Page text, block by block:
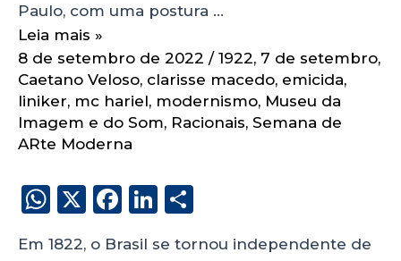
Paulo, com uma postura …
Leia mais »
8 de setembro de 2022 / 1922, 7 de setembro,
Caetano Veloso, clarisse macedo, emicida,
liniker, mc hariel, modernismo, Museu da
Imagem e do Som, Racionais, Semana de
ARte Moderna
W X
F
Li
Em 1822, o Brasil se tornou independente de